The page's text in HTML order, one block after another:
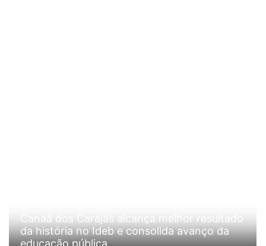
Canaã dos Carajás alcança melhor resultado
da história no Ideb e consolida avanço da
educação pública